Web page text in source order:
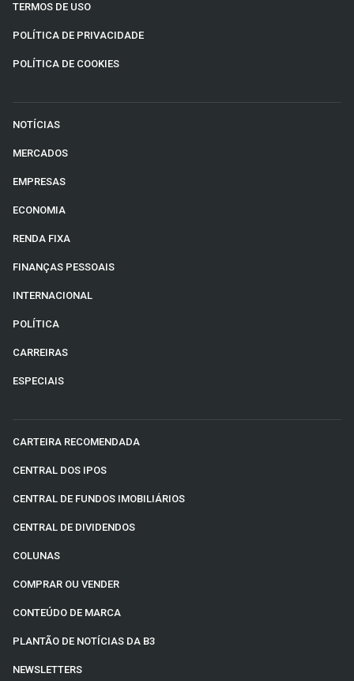
TERMOS DE USO
POLÍTICA DE PRIVACIDADE
POLÍTICA DE COOKIES
NOTÍCIAS
MERCADOS
EMPRESAS
ECONOMIA
RENDA FIXA
FINANÇAS PESSOAIS
INTERNACIONAL
POLÍTICA
CARREIRAS
ESPECIAIS
CARTEIRA RECOMENDADA
CENTRAL DOS IPOS
CENTRAL DE FUNDOS IMOBILIÁRIOS
CENTRAL DE DIVIDENDOS
COLUNAS
COMPRAR OU VENDER
CONTEÚDO DE MARCA
PLANTÃO DE NOTÍCIAS DA B3
NEWSLETTERS